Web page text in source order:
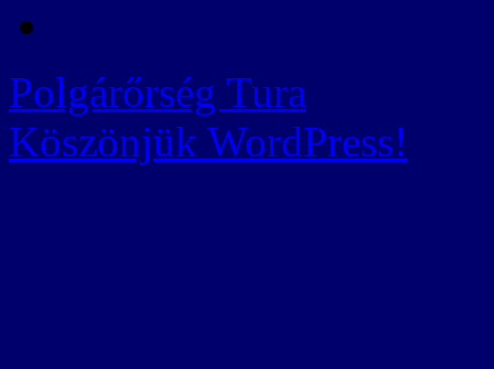
Polgárőrség Tura
Köszönjük WordPress!